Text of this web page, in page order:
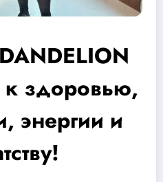
здоровью,
энергии и